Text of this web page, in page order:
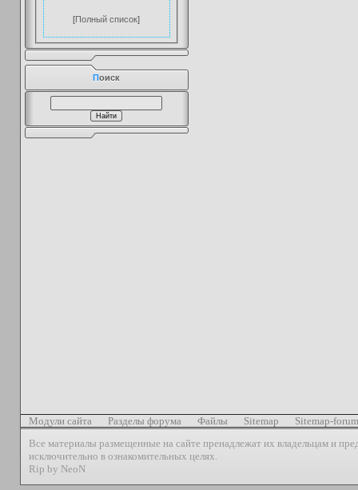
[Полный список]
Поиск
Модули сайта Разделы форума Файлы Sitemap
Sitemap-forum
Все материалы размещенные на сайте пренадлежат их владельцам и
исключительно в ознакомительных целях.
Rip by NeoN